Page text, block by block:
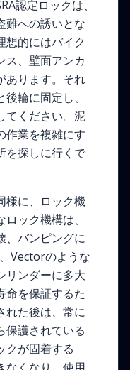
認定ロックは、
難への誘いとな
想的にはバイク
ス、壁面アンカ
あります。それ
輪に固定し、
てください。泥
作業を複雑にす
を探しに行くで
様に、ロック機
ック機構は、
、バンピングに
Vectorのような
リンダーに多大
命を保証するた
れた後は、常に
保護されている
クが固着する